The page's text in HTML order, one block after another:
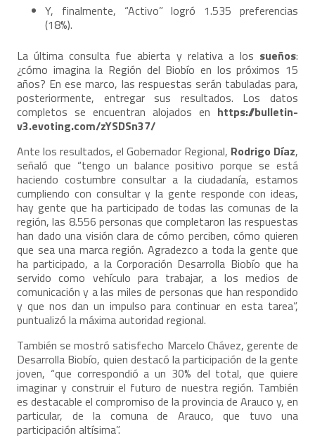
Y, finalmente, “Activo” logró 1.535 preferencias
(18%).
La última consulta fue abierta y relativa a los sueños:
¿cómo imagina la Región del Biobío en los próximos 15
años? En ese marco, las respuestas serán tabuladas para,
posteriormente, entregar sus resultados. Los datos
completos se encuentran alojados en https://bulletin-
v3.evoting.com/zYSDSn37/
Ante los resultados, el Gobernador Regional, Rodrigo Díaz,
señaló que “tengo un balance positivo porque se está
haciendo costumbre consultar a la ciudadanía, estamos
cumpliendo con consultar y la gente responde con ideas,
hay gente que ha participado de todas las comunas de la
región, las 8.556 personas que completaron las respuestas
han dado una visión clara de cómo perciben, cómo quieren
que sea una marca región. Agradezco a toda la gente que
ha participado, a la Corporación Desarrolla Biobío que ha
servido como vehículo para trabajar, a los medios de
comunicación y a las miles de personas que han respondido
y que nos dan un impulso para continuar en esta tarea”,
puntualizó la máxima autoridad regional.
También se mostró satisfecho Marcelo Chávez, gerente de
Desarrolla Biobío, quien destacó la participación de la gente
joven, “que correspondió a un 30% del total, que quiere
imaginar y construir el futuro de nuestra región. También
es destacable el compromiso de la provincia de Arauco y, en
particular, de la comuna de Arauco, que tuvo una
participación altísima”.